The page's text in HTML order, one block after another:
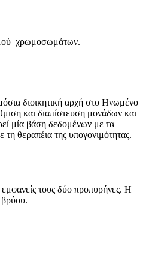
χρωμοσωμάτων.
διοικητική αρχή στο Ηνωμένο
και διαπίστευση μονάδων και
μία βάση δεδομένων με τα
τη θεραπέια της υπογονιμότητας.
τους δύο προπυρήνες. Η